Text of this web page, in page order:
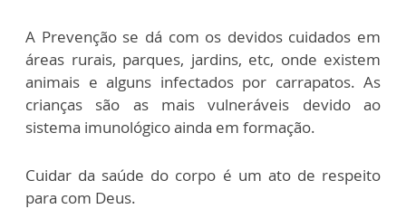
A Prevenção se dá com os devidos cuidados em
áreas rurais, parques, jardins, etc, onde existem
animais e alguns infectados por carrapatos. As
crianças são as mais vulneráveis devido ao
sistema imunológico ainda em formação.
Cuidar da saúde do corpo é um ato de respeito
para com Deus.